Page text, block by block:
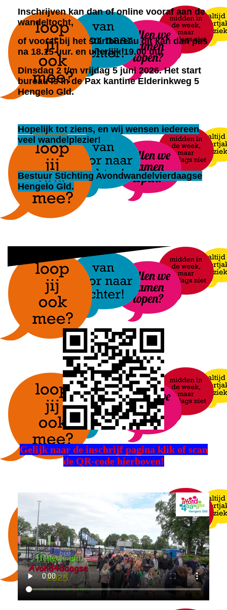
Inschrijven kan dan of online vooraf aan de
wandeltocht,
of vooraf bij het startbureau dit kan dan pas
na 18.15 uur. en uiterlijk 19.00 uur
Dinsdag 2 t/m vrijdag 5 juni 2026.Het start
bureau is in de Pax kantine Elderinkweg 5
Hengelo Gld.
Hopelijk tot ziens, en wij wensen iedereen
veel wandelplezier!
Bestuur Stichting Avondwandelvierdaagse
Hengelo Gld.
Gelijk naar de inschrijf pagina klik of scan
de QR-code hierboven!